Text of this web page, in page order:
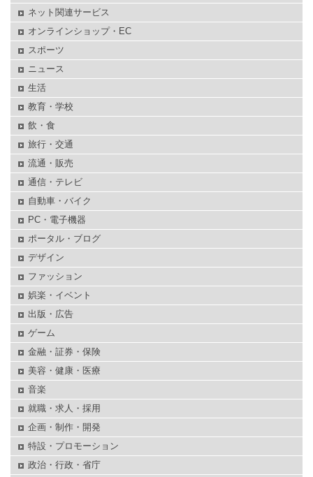
ネット関連サービス
オンラインショップ・EC
スポーツ
ニュース
生活
教育・学校
飲・食
旅行・交通
流通・販売
通信・テレビ
自動車・バイク
PC・電子機器
ポータル・ブログ
デザイン
ファッション
娯楽・イベント
出版・広告
ゲーム
金融・証券・保険
美容・健康・医療
音楽
就職・求人・採用
企画・制作・開発
特設・プロモーション
政治・行政・省庁